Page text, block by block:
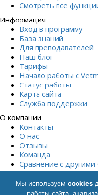
Смотреть все
Информация
Вход в программу
База знаний
Для преподавателей
Наш блог
Тарифы
Начало работы с
Статус работы
Карта сайта
Служба поддержки
О компании
Контакты
О нас
Отзывы
Команда
Сравнение с другими
Политика обработки
Мы используем cookies
работы сайта,